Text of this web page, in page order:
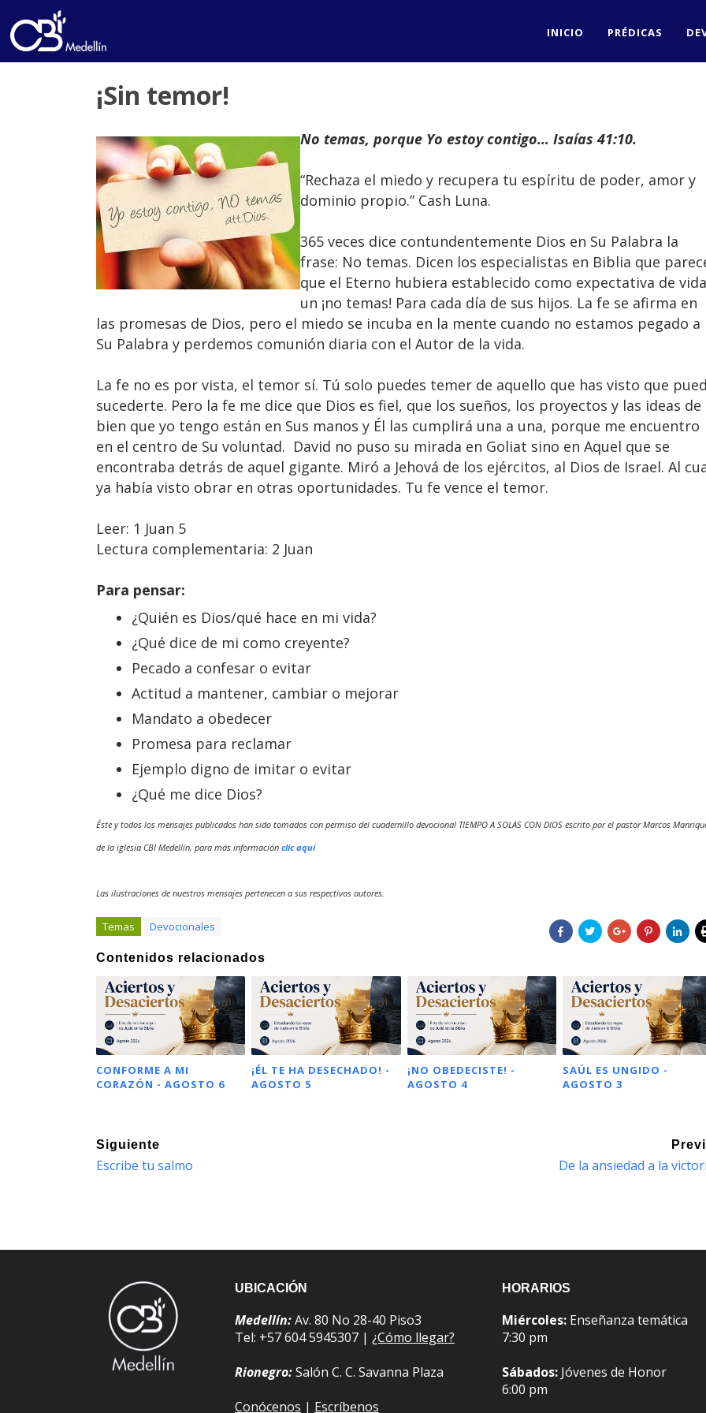
INICIO PRÉDICAS
¡Sin temor!
No temas, porque Yo estoy contigo… Isaías 41:10.
“Rechaza el miedo y recupera tu espíritu de poder, amor y
dominio propio.” Cash Luna.
365 veces dice contundentemente Dios en Su Palabra la
frase: No temas. Dicen los especialistas en Biblia que
que el Eterno hubiera establecido como expectativa de vida
un ¡no temas! Para cada día de sus hijos. La fe se afirma en
las promesas de Dios, pero el miedo se incuba en la mente cuando no estamos pegado a
Su Palabra y perdemos comunión diaria con el Autor de la vida.
La fe no es por vista, el temor sí. Tú solo puedes temer de aquello que has visto que
sucederte. Pero la fe me dice que Dios es fiel, que los sueños, los proyectos y las ideas de
bien que yo tengo están en Sus manos y Él las cumplirá una a una, porque me encuentro
en el centro de Su voluntad. David no puso su mirada en Goliat sino en Aquel que se
encontraba detrás de aquel gigante. Miró a Jehová de los ejércitos, al Dios de Israel. Al
ya había visto obrar en otras oportunidades. Tu fe vence el temor.
Leer: 1 Juan 5
Lectura complementaria: 2 Juan
Para pensar:
¿Quién es Dios/qué hace en mi vida?
¿Qué dice de mi como creyente?
Pecado a confesar o evitar
Actitud a mantener, cambiar o mejorar
Mandato a obedecer
Promesa para reclamar
Ejemplo digno de imitar o evitar
¿Qué me dice Dios?
Éste y todos los mensajes publicados han sido tomados con permiso del cuadernillo devocional TIEMPO A SOLAS CON DIOS escrito por el pastor Marcos
de la iglesia CBI Medellín, para más información clic aquí
Las ilustraciones de nuestros mensajes pertenecen a sus respectivos autores.
Temas Devocionales
Contenidos relacionados
CONFORME A MI
CORAZÓN - AGOSTO 6
¡ÉL TE HA DESECHADO! -
AGOSTO 5
¡NO OBEDECISTE! -
AGOSTO 4
SAÚL ES UNGIDO -
AGOSTO 3
Siguiente
Escribe tu salmo De la ansiedad a la
UBICACIÓN
Medellín:Av. 80 No 28-40 Piso3
Tel: +57 604 5945307 | ¿Cómo llegar?
Rionegro:Salón C. C. Savanna Plaza
Conócenos | Escríbenos
HORARIOS
Miércoles: Enseñanza temática
7:30 pm
Sábados: Jóvenes de Honor
6:00 pm